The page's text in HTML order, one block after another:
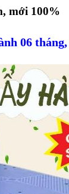
mới 100%
06 tháng,